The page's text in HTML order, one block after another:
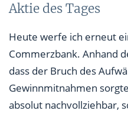
Aktie des Tages
Heute werfe ich erneut
Commerzbank. Anhand
dass der Bruch des
Gewinnmitnahmen
absolut nachvollziehbar,